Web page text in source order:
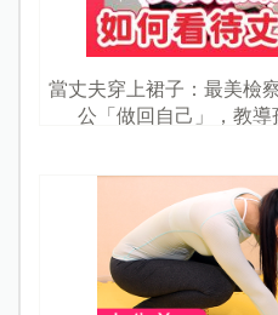
當丈夫穿上裙子：最美檢
公「做回自己」，教